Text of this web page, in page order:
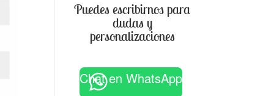
Puedes escribirnos para
dudas y
personalizaciones
Chat en WhatsApp